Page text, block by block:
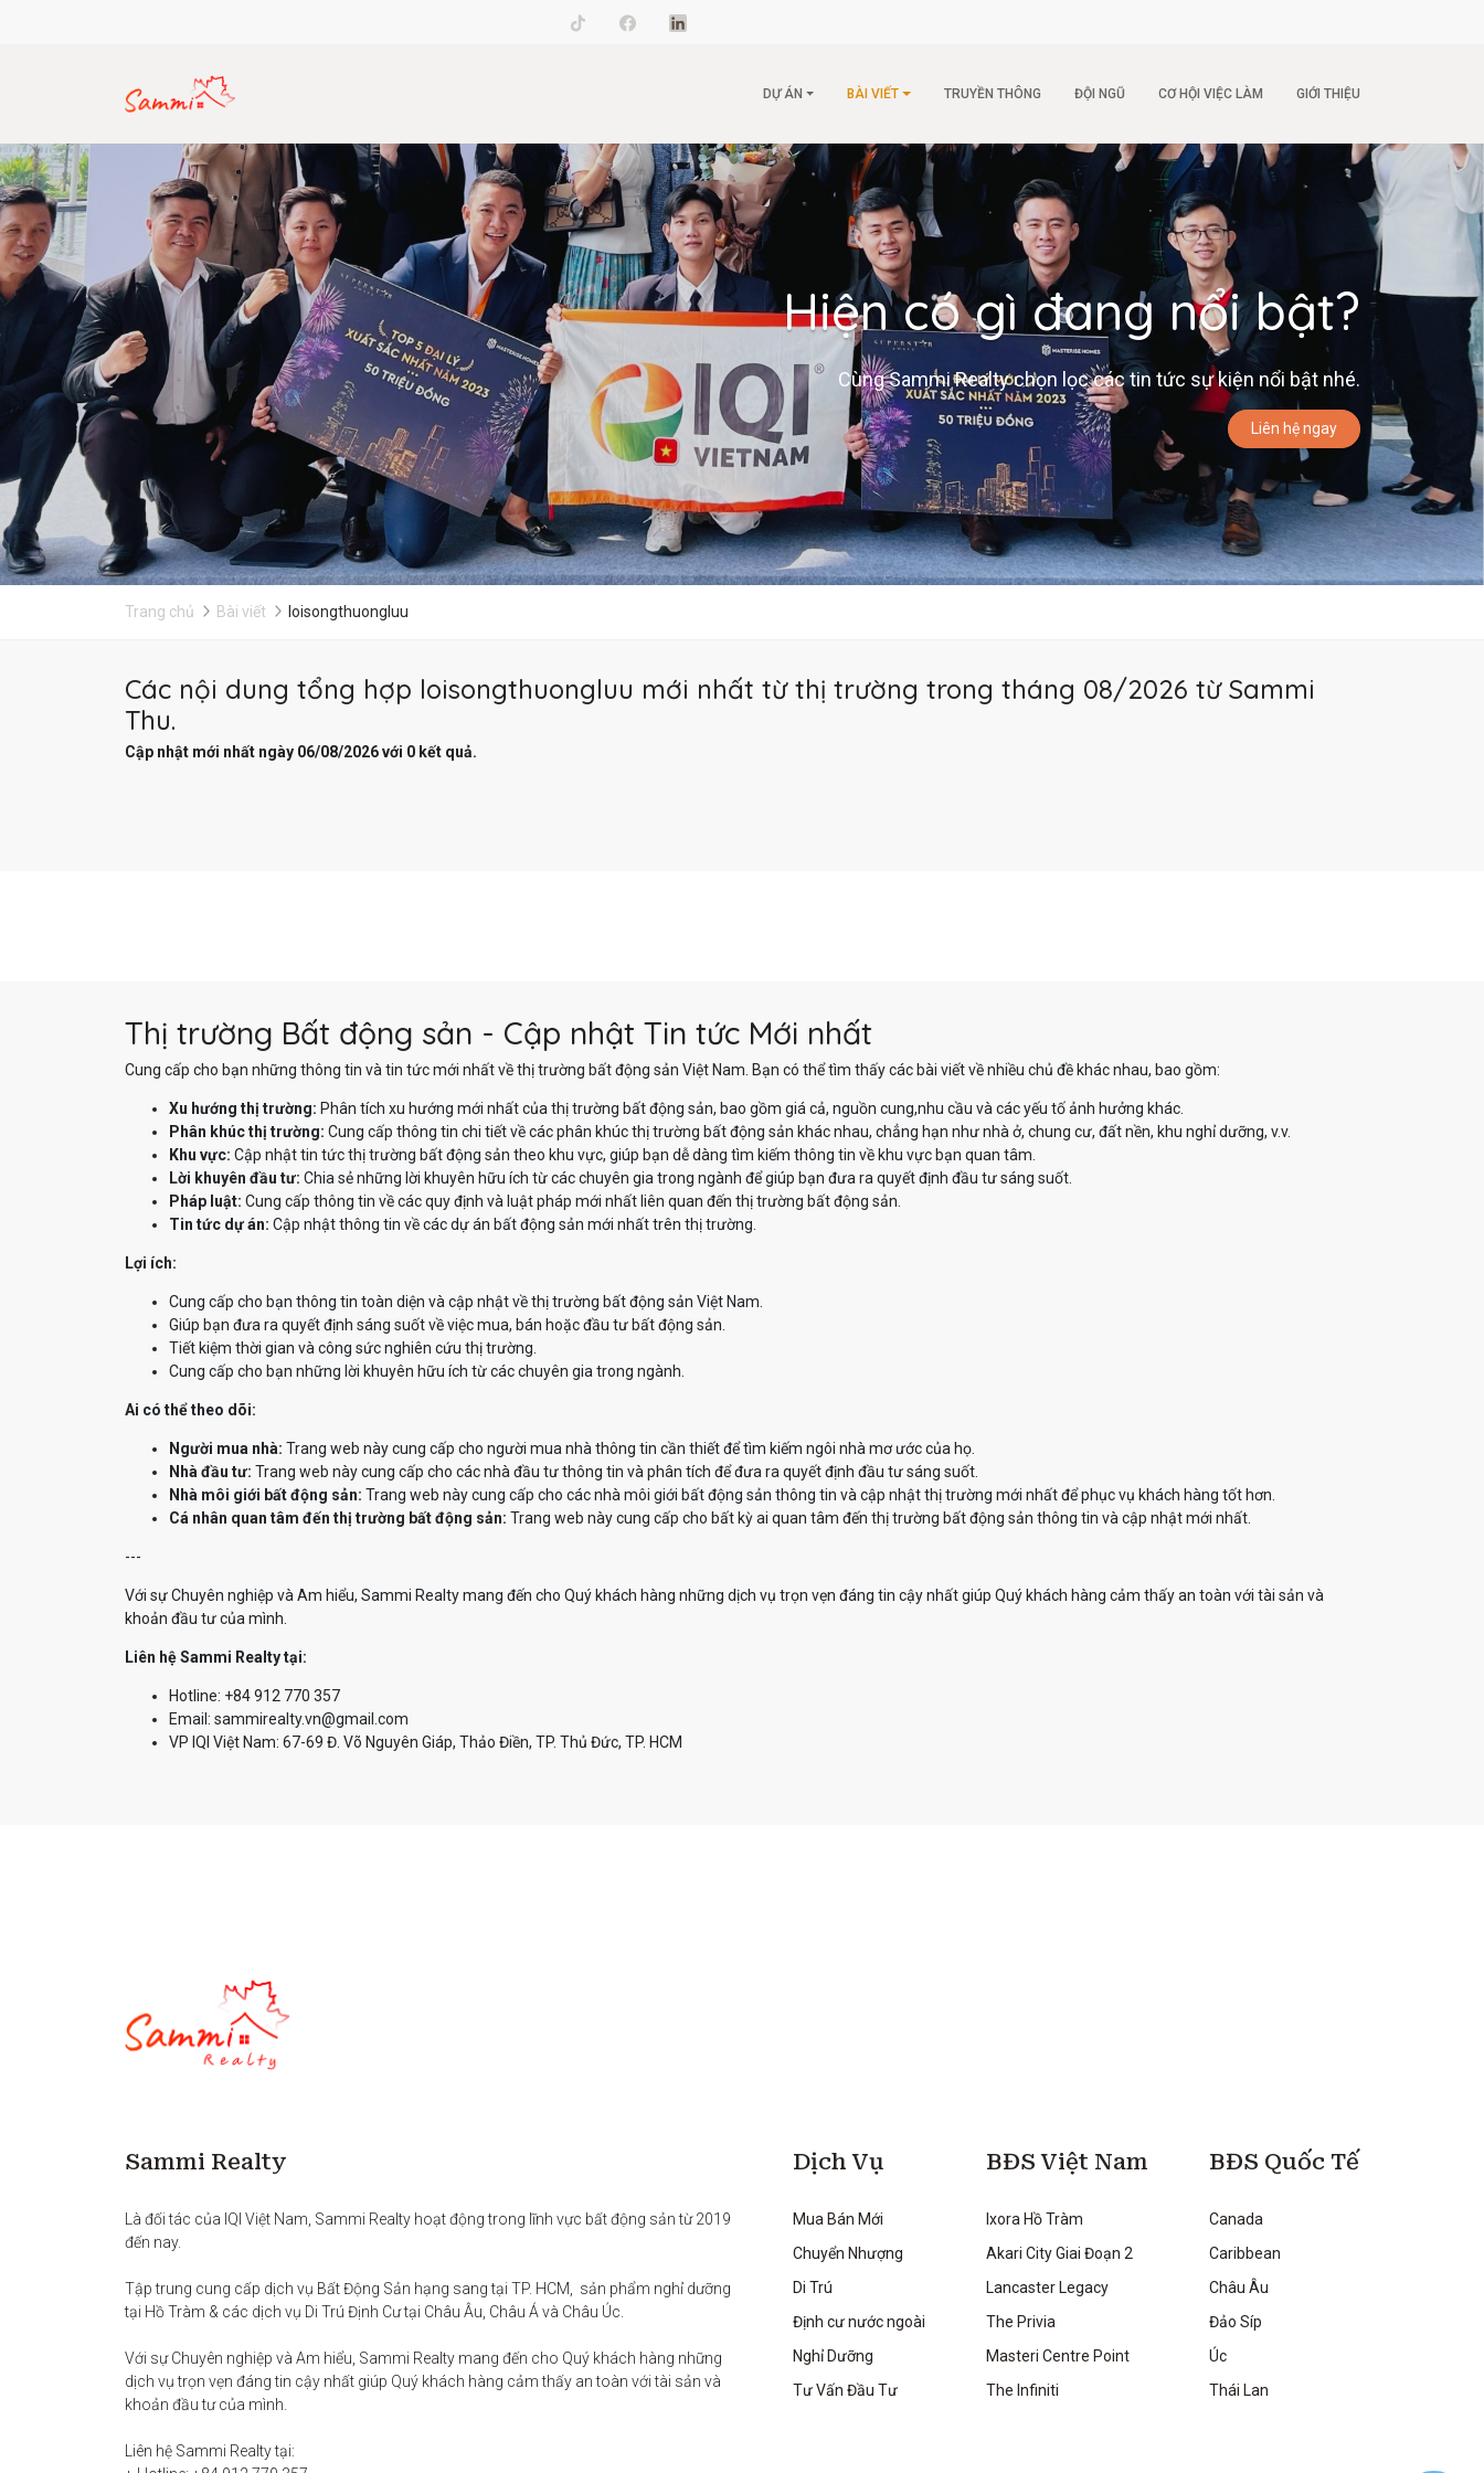
DỰ ÁN BÀI VIẾT TRUYỀN THÔNG ĐỘI NGŨ CƠ HỘI VIỆC LÀM GIỚI THIỆU
Hiện có gì đang nổi bật?
Cùng Sammi Realty chọn lọc các tin tức sự kiện nổi bật nhé.
Liên hệ ngay
Trang chủ Bài viết loisongthuongluu
Các nội dung tổng hợp loisongthuongluu mới nhất từ thị trường trong tháng 08/2026 từ Sammi
Thu.
Cập nhật mới nhất ngày 06/08/2026 với 0 kết quả.
Thị trường Bất động sản - Cập nhật Tin tức Mới nhất
Cung cấp cho bạn những thông tin và tin tức mới nhất về thị trường bất động sản Việt Nam. Bạn có thể tìm thấy các bài viết về nhiều chủ đề khác nhau, bao gồm:
Xu hướng thị trường: Phân tích xu hướng mới nhất của thị trường bất động sản, bao gồm giá cả, nguồn cung,nhu cầu và các yếu tố ảnh hưởng khác.
Phân khúc thị trường: Cung cấp thông tin chi tiết về các phân khúc thị trường bất động sản khác nhau, chẳng hạn như nhà ở, chung cư, đất nền, khu nghỉ dưỡng, v.v.
Khu vực: Cập nhật tin tức thị trường bất động sản theo khu vực, giúp bạn dễ dàng tìm kiếm thông tin về khu vực bạn quan tâm.
Lời khuyên đầu tư: Chia sẻ những lời khuyên hữu ích từ các chuyên gia trong ngành để giúp bạn đưa ra quyết định đầu tư sáng suốt.
Pháp luật: Cung cấp thông tin về các quy định và luật pháp mới nhất liên quan đến thị trường bất động sản.
Tin tức dự án: Cập nhật thông tin về các dự án bất động sản mới nhất trên thị trường.
Lợi ích:
Cung cấp cho bạn thông tin toàn diện và cập nhật về thị trường bất động sản Việt Nam.
Giúp bạn đưa ra quyết định sáng suốt về việc mua, bán hoặc đầu tư bất động sản.
Tiết kiệm thời gian và công sức nghiên cứu thị trường.
Cung cấp cho bạn những lời khuyên hữu ích từ các chuyên gia trong ngành.
Ai có thể theo dõi:
Người mua nhà: Trang web này cung cấp cho người mua nhà thông tin cần thiết để tìm kiếm ngôi nhà mơ ước của họ.
Nhà đầu tư: Trang web này cung cấp cho các nhà đầu tư thông tin và phân tích để đưa ra quyết định đầu tư sáng suốt.
Nhà môi giới bất động sản: Trang web này cung cấp cho các nhà môi giới bất động sản thông tin và cập nhật thị trường mới nhất để phục vụ khách hàng tốt hơn.
Cá nhân quan tâm đến thị trường bất động sản: Trang web này cung cấp cho bất kỳ ai quan tâm đến thị trường bất động sản thông tin và cập nhật mới nhất.
---
Với sự Chuyên nghiệp và Am hiểu, Sammi Realty mang đến cho Quý khách hàng những dịch vụ trọn vẹn đáng tin cậy nhất giúp Quý khách hàng cảm thấy an toàn với tài sản và
khoản đầu tư của mình.
Liên hệ Sammi Realty tại:
Hotline: +84 912 770 357
Email: sammirealty.vn@gmail.com
VP IQI Việt Nam: 67-69 Đ. Võ Nguyên Giáp, Thảo Điền, TP. Thủ Đức, TP. HCM
Sammi Realty
Là đối tác của IQI Việt Nam, Sammi Realty hoạt động trong lĩnh vực bất động sản từ 2019
đến nay.
Tập trung cung cấp dịch vụ Bất Động Sản hạng sang tại TP. HCM,  sản phẩm nghỉ dưỡng
tại Hồ Tràm & các dịch vụ Di Trú Định Cư tại Châu Âu, Châu Á và Châu Úc.
Với sự Chuyên nghiệp và Am hiểu, Sammi Realty mang đến cho Quý khách hàng những
dịch vụ trọn vẹn đáng tin cậy nhất giúp Quý khách hàng cảm thấy an toàn với tài sản và
khoản đầu tư của mình.
Liên hệ Sammi Realty tại:
Dịch Vụ
Mua Bán Mới
Chuyển Nhượng
Di Trú
Định cư nước ngoài
Nghỉ Dưỡng
Tư Vấn Đầu Tư
BĐS Việt Nam
Ixora Hồ Tràm
Akari City Giai Đoạn 2
Lancaster Legacy
The Privia
Masteri Centre Point
The Infiniti
BĐS Quốc Tế
Canada
Caribbean
Châu Âu
Đảo Síp
Úc
Thái Lan